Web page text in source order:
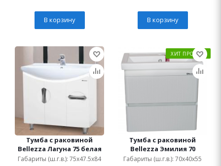
В корзину В корзину
Тумба с раковиной
Bellezza Лагуна 75 белая
Габариты (ш.г.в.): 75x47.5x84
ХИТ ПРОДАЖ
Тумба с раковиной
Bellezza Эмилия 70
Габариты (ш.г.в.): 70x40x55